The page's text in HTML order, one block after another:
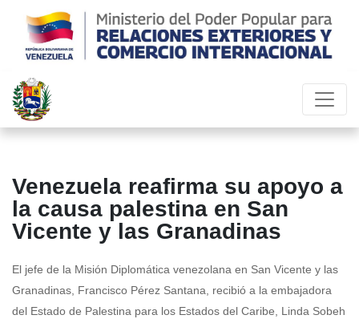
Venezuela reafirma su apoyo a
la causa palestina en San
Vicente y las Granadinas
El jefe de la Misión Diplomática venezolana en San Vicente y las
Granadinas, Francisco Pérez Santana, recibió a la embajadora
del Estado de Palestina para los Estados del Caribe, Linda Sobeh